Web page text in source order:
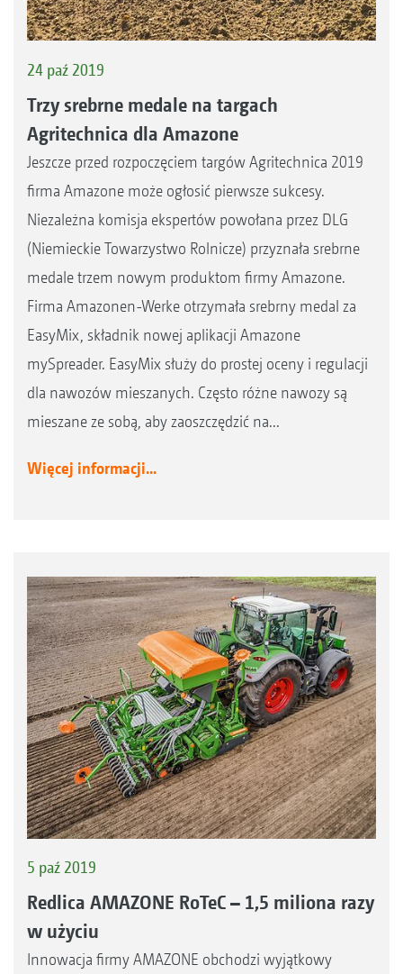
24 paź 2019
Trzy srebrne medale na targach
Agritechnica dla Amazone
Jeszcze przed rozpoczęciem targów Agritechnica 2019
firma Amazone może ogłosić pierwsze sukcesy.
Niezależna komisja ekspertów powołana przez DLG
(Niemieckie Towarzystwo Rolnicze) przyznała srebrne
medale trzem nowym produktom firmy Amazone.
Firma Amazonen-Werke otrzymała srebrny medal za
EasyMix, składnik nowej aplikacji Amazone
mySpreader. EasyMix służy do prostej oceny i regulacji
dla nawozów mieszanych. Często różne nawozy są
mieszane ze sobą, aby zaoszczędzić na...
Więcej informacji...
5 paź 2019
Redlica AMAZONE RoTeC – 1,5 miliona razy
w użyciu
Innowacja firmy AMAZONE obchodzi wyjątkowy